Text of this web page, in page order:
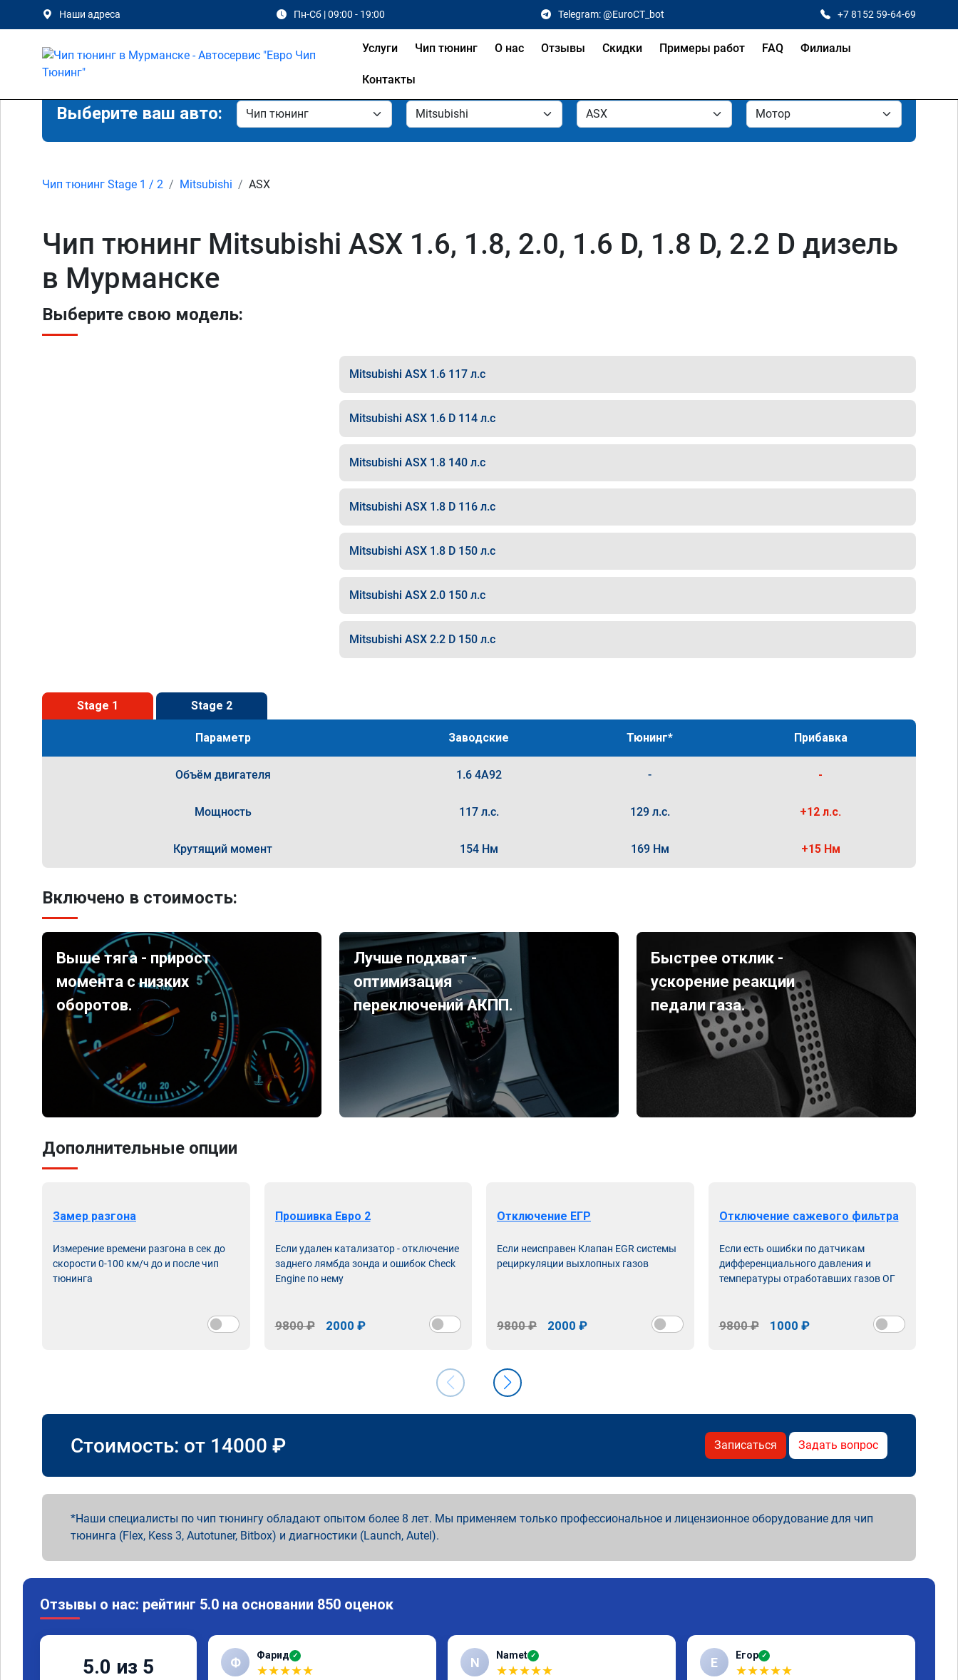
Наши адреса Пн-Сб | 09:00 - 19:00 Telegram: @EuroCT_bot +7 8152 59-64-69
Услуги Чип тюнинг О нас Отзывы Скидки Примеры работ FAQ Филиалы
Контакты
Выберите ваш авто:
Чип тюнинг Stage 1 / 2 Mitsubishi ASX
Чип тюнинг Mitsubishi ASX 1.6, 1.8, 2.0, 1.6 D, 1.8 D, 2.2 D дизель
в Мурманске
Выберите свою модель:
Mitsubishi ASX 1.6 117 л.с
Mitsubishi ASX 1.6 D 114 л.с
Mitsubishi ASX 1.8 140 л.с
Mitsubishi ASX 1.8 D 116 л.с
Mitsubishi ASX 1.8 D 150 л.с
Mitsubishi ASX 2.0 150 л.с
Mitsubishi ASX 2.2 D 150 л.с
Stage 1 Stage 2
Параметр Заводские Тюнинг* Прибавка
Объём двигателя 1.6 4A92 - -
Мощность 117 л.с. 129 л.с. +12 л.с.
Крутящий момент 154 Нм 169 Нм +15 Нм
Включено в стоимость:
Выше тяга - прирост
момента с низких
оборотов.
Лучше подхват -
оптимизация
переключений АКПП.
Быстрее отклик -
ускорение реакции
педали газа.
Дополнительные опции
Замер разгона
Измерение времени разгона в сек до
скорости 0-100 км/ч до и после чип
тюнинга
Прошивка Евро 2
Если удален катализатор - отключение
заднего лямбда зонда и ошибок Check
Engine по нему
9800 ₽ 2000 ₽
Отключение ЕГР
Если неисправен Клапан EGR системы
рециркуляции выхлопных газов
9800 ₽ 2000 ₽
Отключение сажевого фильтра
Если есть ошибки по датчикам
дифференциального давления и
температуры отработавших газов ОГ
9800 ₽ 1000 ₽
Стоимость: от 14000 ₽ Записаться Задать вопрос
Наши специалисты по чип тюнингу обладают опытом более 8 лет. Мы применяем только профессиональное и лицензионное оборудование для чип
тюнинга (Flex, Kess 3, Autotuner, Bitbox) и диагностики (Launch, Autel).
Отзывы о нас: рейтинг 5.0 на основании 850 оценок
5.0 из 5 Ф Фарид ✓
★★★★★
N Namet ✓
★★★★★
Е Егор ✓
★★★★★